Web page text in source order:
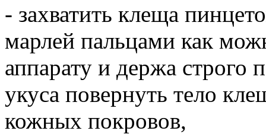
- захватить клеща
марлей пальцами как
аппарату и держа строго
укуса повернуть тело
кожных покровов,